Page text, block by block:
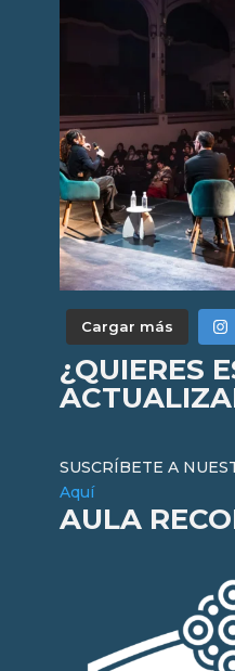
Cargar más
¿QUIERES
SUSCRÍBETE A
Aquí
AULA